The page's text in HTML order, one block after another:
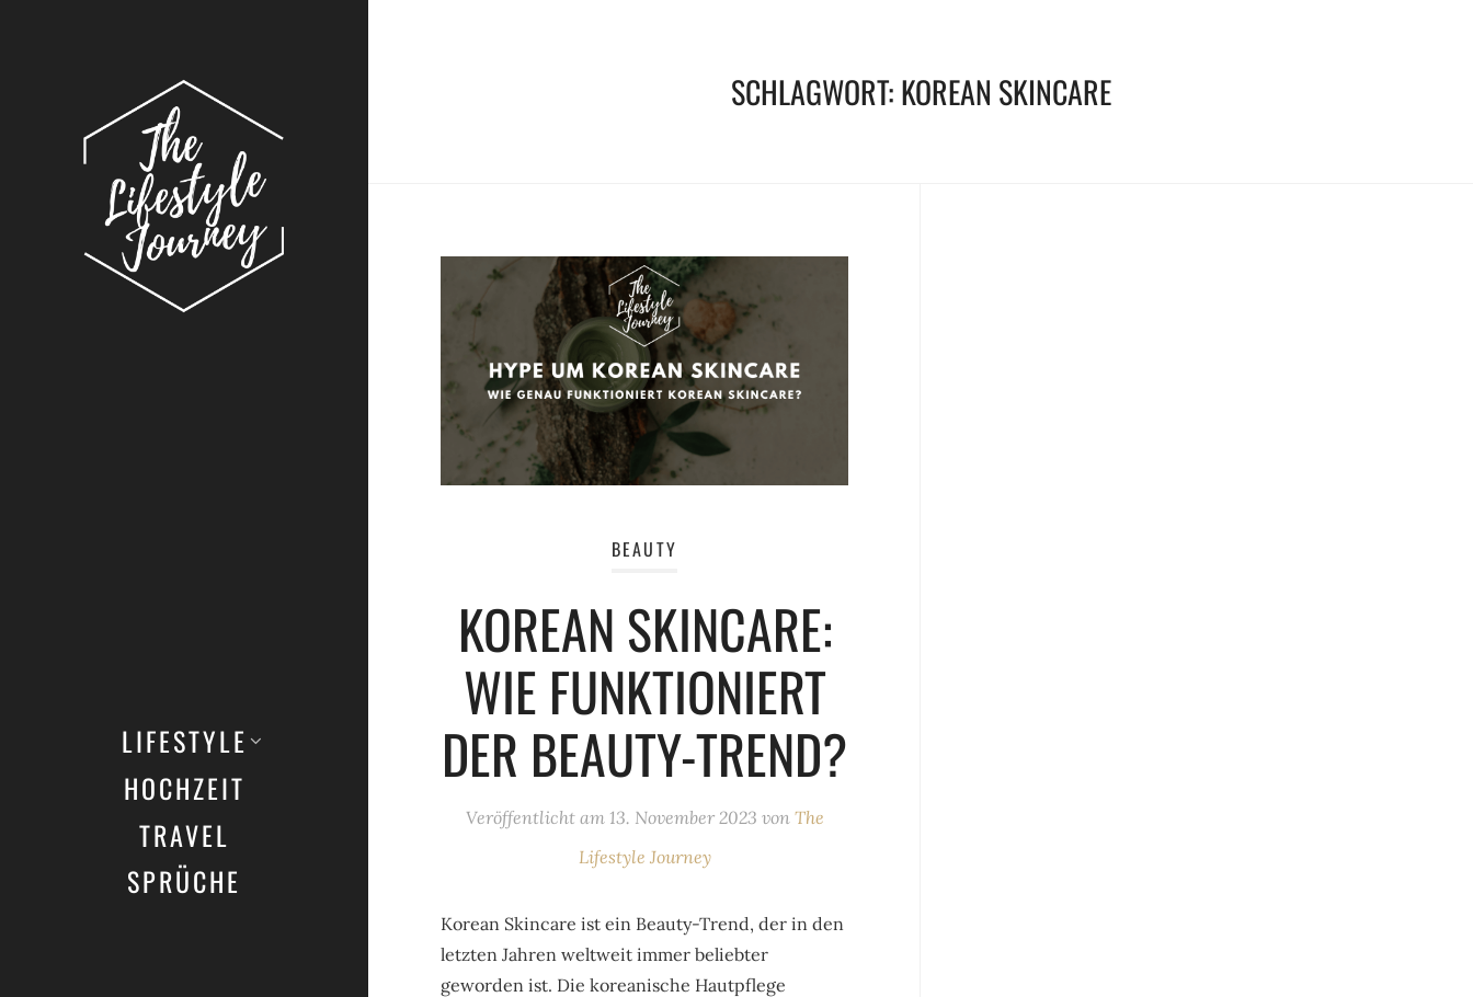
LIFESTYLE
HOCHZEIT
TRAVEL
SPRÜCHE
SCHLAGWORT:KOREAN SKINCARE
BEAUTY
KOREAN SKINCARE:
WIE FUNKTIONIERT
DER BEAUTY-TREND?
Veröffentlicht am 13. November 2023 von The
Lifestyle Journey
Korean Skincare ist ein Beauty-Trend, der in den
letzten Jahren weltweit immer beliebter
geworden ist. Die koreanische Hautpflege